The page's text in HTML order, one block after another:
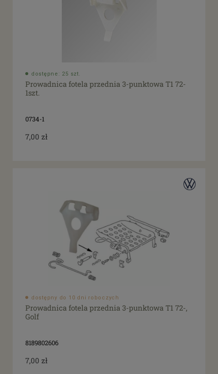
dostępne: 25 szt.
Prowadnica fotela przednia 3-punktowa T1 72-
1szt.
0734-1
7,00 zł
dostępny do 10 dni roboczych
Prowadnica fotela przednia 3-punktowa T1 72-,
Golf
8189802606
7,00 zł